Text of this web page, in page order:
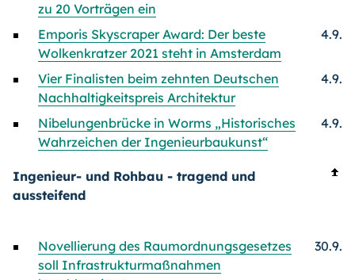
zu 20 Vorträgen ein
Emporis Skyscraper Award: Der beste
Wolkenkratzer 2021 steht in Amsterdam
4.9.
Vier Finalisten beim zehnten Deutschen
Nachhaltigkeitspreis Architektur
4.9.
Nibelungenbrücke in Worms „Historisches
Wahrzeichen der Ingenieurbaukunst“
4.9.
Ingenieur- und Rohbau - tragend und
aussteifend
Novellierung des Raumordnungsgesetzes
soll Infrastrukturmaßnahmen
30.9.